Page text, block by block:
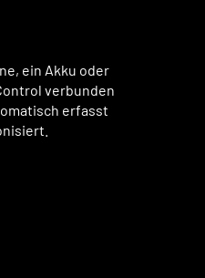
ein Akku oder
verbunden
erfasst